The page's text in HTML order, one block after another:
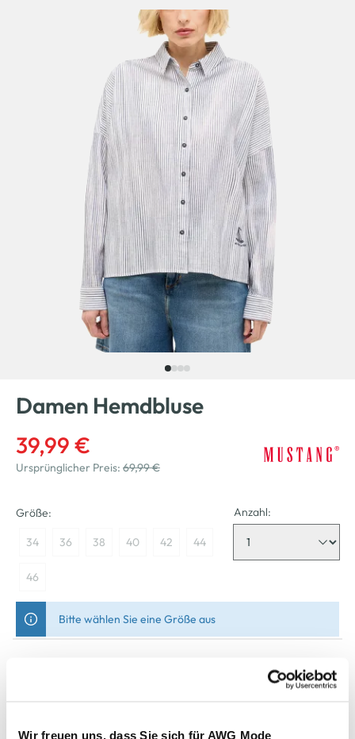
Wir freuen uns, dass Sie sich für AWG Mode
Damen Hemdbluse
39,99 €
Ursprünglicher Preis: 69,99 €
Größe:
34 36 38 40 42 44
46
Anzahl:
Bitte wählen Sie eine Größe aus